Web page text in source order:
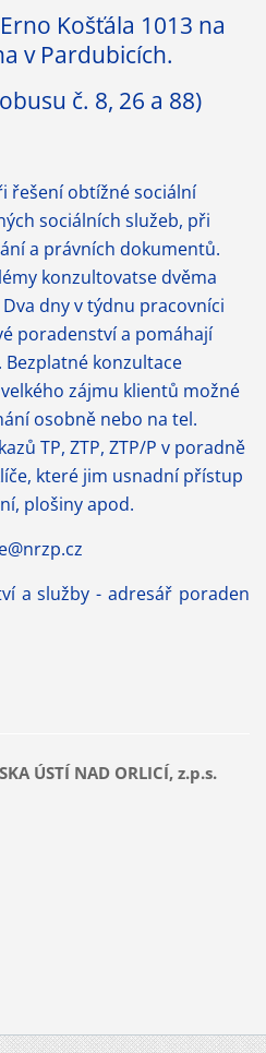
Košťála 1013 na
v Pardubicích.
č. 8, 26 a 88)
řešení obtížné sociální
sociálních služeb, při
a právních dokumentů.
konzultovatse dvěma
dny v týdnu pracovníci
poradenstvía pomáhají
konzultace
zájmu klientů možné
osobně nebo na tel.
TP, ZTP, ZTP/P v poradně
které jim usnadní přístup
plošiny apod.
a služby - adresář poraden
ÚSTÍ NAD ORLICÍ, z.p.s.